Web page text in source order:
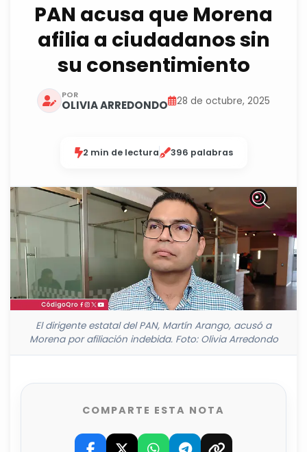
PAN acusa que Morena
afilia a ciudadanos sin
su consentimiento
POR
OLIVIA ARREDONDO 28 de octubre, 2025
2 min de lectura 396 palabras
El dirigente estatal del PAN, Martín Arango, acusó a
Morena por afiliación indebida. Foto: Olivia Arredondo
COMPARTE ESTA NOTA